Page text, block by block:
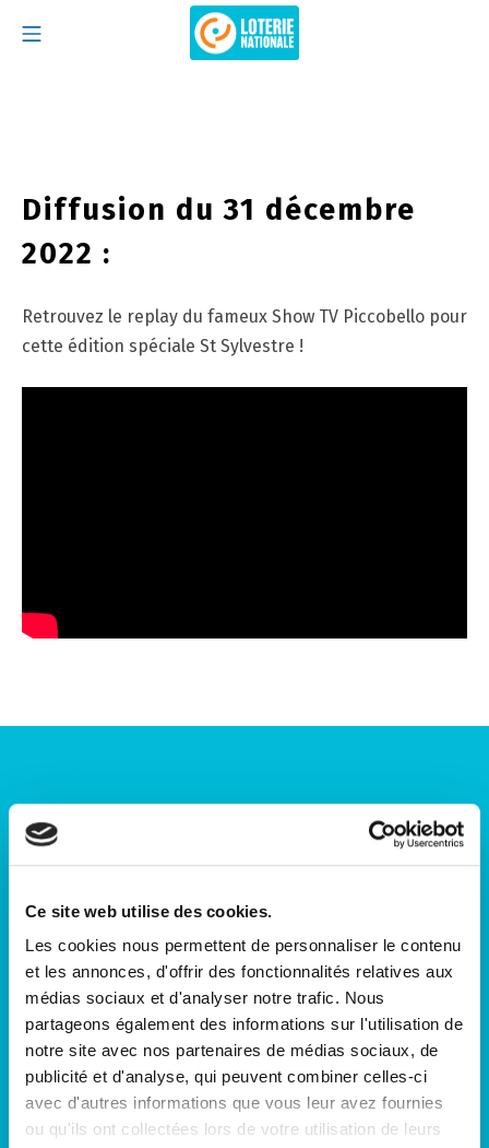
Ce site web utilise des cookies.
Les cookies nous permettent de personnaliser le contenu
et les annonces, d'offrir des fonctionnalités relatives aux
médias sociaux et d'analyser notre trafic. Nous
partageons également des informations sur l'utilisation de
notre site avec nos partenaires de médias sociaux, de
publicité et d'analyse, qui peuvent combiner celles-ci
avec d'autres informations que vous leur avez fournies
ou qu'ils ont collectées lors de votre utilisation de leurs
Mobile Menu
Diffusion du 31 décembre
2022 :
Retrouvez le replay du fameux Show TV Piccobello pour
cette édition spéciale St Sylvestre !
Nous contacter
18 rue Léon Laval
L-3372 Leudelange
Tel : +352 22 57 58-1
Plan du site